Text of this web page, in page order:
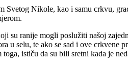
Svetog Nikole, kao i samu crkvu,
su ranije mogli poslužiti našoj
u selu, te ako se sad i ove crkvene
ističu da su bili sretni kada je